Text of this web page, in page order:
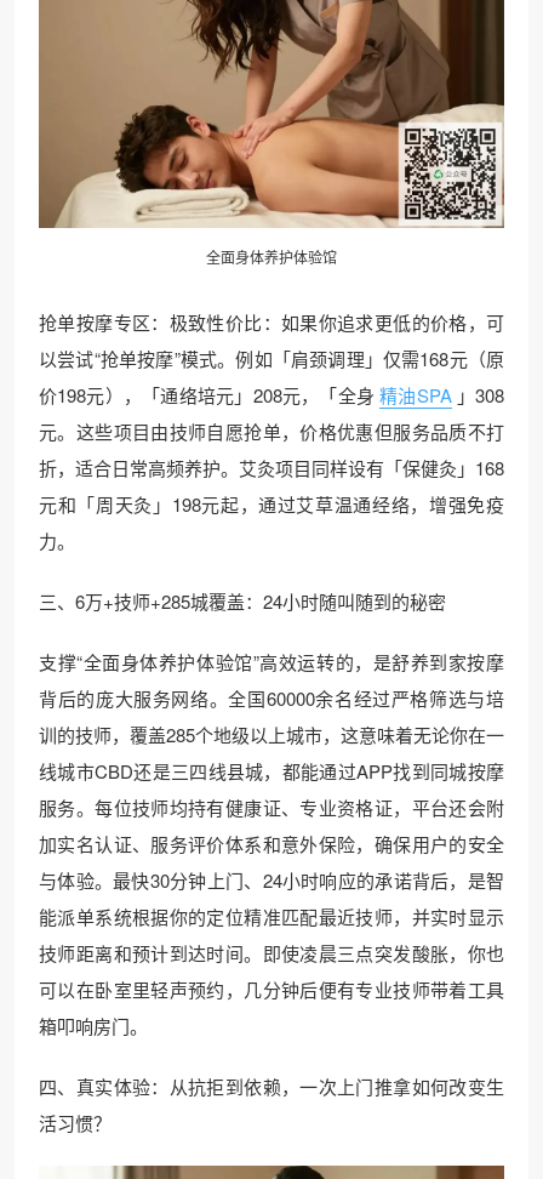
全面身体养护体验馆
抢单按摩专区：极致性价比：如果你追求更低的价格，可
以尝试“抢单按摩”模式。例如「肩颈调理」仅需168元（原
价198元），「通络培元」208元，「全身 精油SPA 」308
元。这些项目由技师自愿抢单，价格优惠但服务品质不打
折，适合日常高频养护。艾灸项目同样设有「保健灸」168
元和「周天灸」198元起，通过艾草温通经络，增强免疫
力。
三、6万+技师+285城覆盖：24小时随叫随到的秘密
支撑“全面身体养护体验馆”高效运转的，是舒养到家按摩
背后的庞大服务网络。全国60000余名经过严格筛选与培
训的技师，覆盖285个地级以上城市，这意味着无论你在一
线城市CBD还是三四线县城，都能通过APP找到同城按摩
服务。每位技师均持有健康证、专业资格证，平台还会附
加实名认证、服务评价体系和意外保险，确保用户的安全
与体验。最快30分钟上门、24小时响应的承诺背后，是智
能派单系统根据你的定位精准匹配最近技师，并实时显示
技师距离和预计到达时间。即使凌晨三点突发酸胀，你也
可以在卧室里轻声预约，几分钟后便有专业技师带着工具
箱叩响房门。
四、真实体验：从抗拒到依赖，一次上门推拿如何改变生
活习惯？